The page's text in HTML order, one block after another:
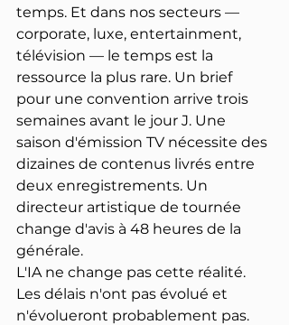
temps. Et dans nos secteurs —
corporate, luxe, entertainment,
télévision — le temps est la
ressource la plus rare. Un brief
pour une convention arrive trois
semaines avant le jour J. Une
saison d'émission TV nécessite des
dizaines de contenus livrés entre
deux enregistrements. Un
directeur artistique de tournée
change d'avis à 48 heures de la
générale.
L'IA ne change pas cette réalité.
Les délais n'ont pas évolué et
n'évolueront probablement pas.